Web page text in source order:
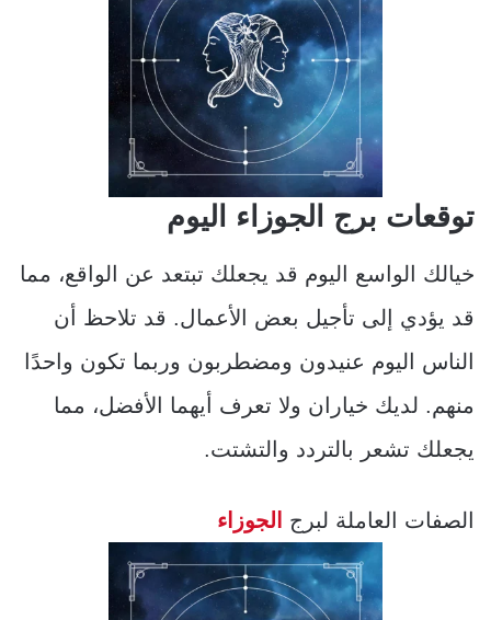
توقعات برج الجوزاء اليوم
خيالك الواسع اليوم قد يجعلك تبتعد عن الواقع، مما
قد يؤدي إلى تأجيل بعض الأعمال. قد تلاحظ أن
الناس اليوم عنيدون ومضطربون وربما تكون واحدًا
منهم. لديك خياران ولا تعرف أيهما الأفضل، مما
يجعلك تشعر بالتردد والتشتت.
الصفات العاملة لبرج الجوزاء